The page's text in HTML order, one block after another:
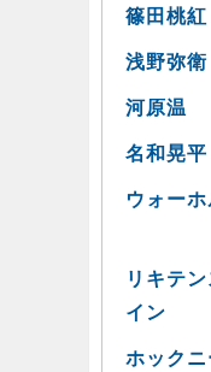
篠田桃紅
浅野弥衛
河原温
名和晃平
ウォー
リキテン
イン
ホックニ